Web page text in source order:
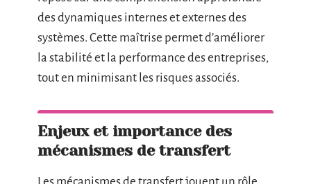
des dynamiques internes et externes des
systèmes. Cette maîtrise permet d’améliorer
la stabilité et la performance des entreprises,
tout en minimisant les risques associés.
Enjeux et importance des
mécanismes de transfert